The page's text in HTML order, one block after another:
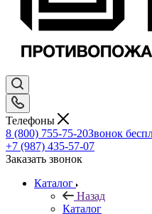
Телефоны
8 (800) 755-75-20Звонок
+7 (987) 435-57-07
Заказать звонок
Каталог
Назад
Каталог